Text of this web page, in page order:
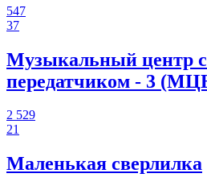
547
37
Музыкальный центр
передатчиком - 3
2 529
21
Маленькая сверлилка